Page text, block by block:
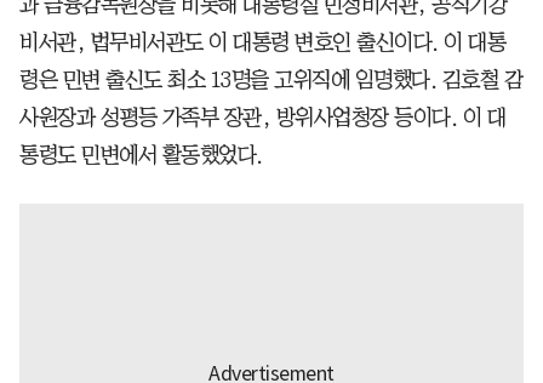
과 금융감독원장을 비롯해 대통령실 민정비서관, 공직기강
비서관, 법무비서관도 이 대통령 변호인 출신이다. 이 대통
령은 민변 출신도 최소 13명을 고위직에 임명했다. 김호철 감
사원장과 성평등 가족부 장관, 방위사업청장 등이다. 이 대
통령도 민변에서 활동했었다.